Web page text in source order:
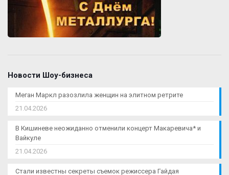
Новости Шоу-бизнеса
Меган Маркл разозлила женщин на элитном ретрите
21.04.2026
В Кишиневе неожиданно отменили концерт Макаревича* и
Вайкуле
21.04.2026
Стали известны секреты съемок режиссера Гайдая